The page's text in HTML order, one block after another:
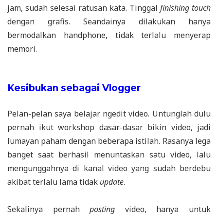
jam, sudah selesai ratusan kata. Tinggal finishing touch
dengan grafis. Seandainya dilakukan hanya
bermodalkan handphone, tidak terlalu menyerap
memori.
Kesibukan sebagai Vlogger
Pelan-pelan saya belajar ngedit video. Untunglah dulu
pernah ikut workshop dasar-dasar bikin video, jadi
lumayan paham dengan beberapa istilah. Rasanya lega
banget saat berhasil menuntaskan satu video, lalu
mengunggahnya di kanal video yang sudah berdebu
akibat terlalu lama tidak update.
Sekalinya pernahposting video, hanya untuk